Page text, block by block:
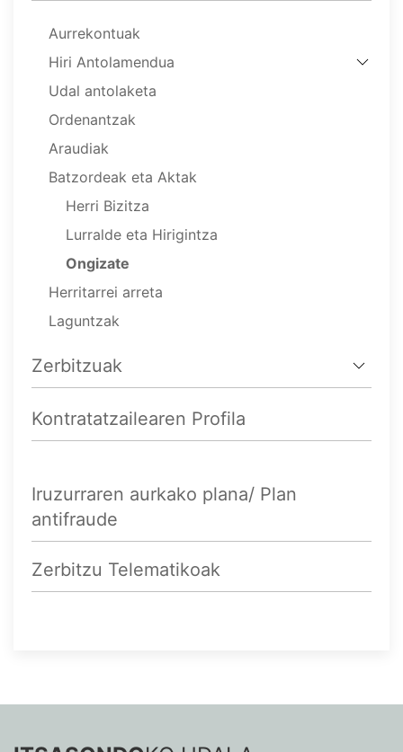
Aurrekontuak
Hiri Antolamendua
Udal antolaketa
Ordenantzak
Araudiak
Batzordeak eta Aktak
Herri Bizitza
Lurralde eta Hirigintza
Ongizate
Herritarrei arreta
Laguntzak
Zerbitzuak
Kontratatzailearen Profila
Iruzurraren aurkako plana/ Plan
antifraude
Zerbitzu Telematikoak